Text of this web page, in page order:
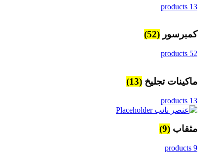
13 products
كمبرسور (52)
52 products
ماكينات تجليخ (13)
13 products
مثقاب (9)
9 products